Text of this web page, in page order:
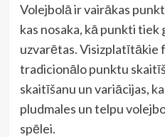
Volejbolā ir vairākas
kas nosaka, kā punkti tiek
uzvarētas. Visizplatītākie
tradicionālo punktu
skaitīšanu un variācijas,
pludmales un telpu
spēlei.